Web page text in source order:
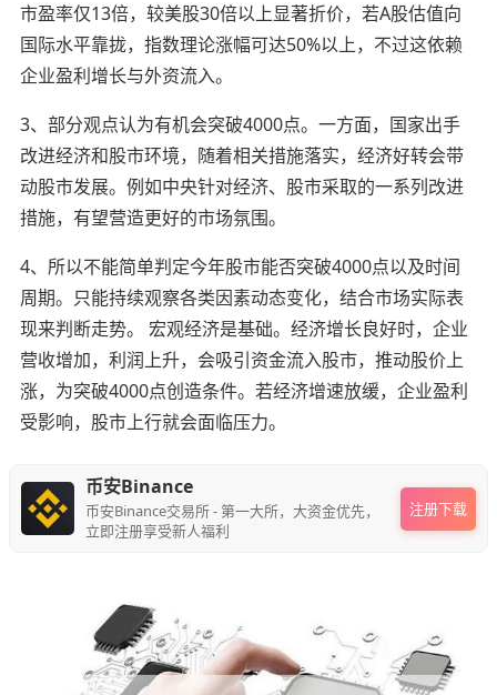
市盈率仅13倍，较美股30倍以上显著折价，若A股估值向
国际水平靠拢，指数理论涨幅可达50%以上，不过这依赖
企业盈利增长与外资流入。
3、部分观点认为有机会突破4000点。一方面，国家出手
改进经济和股市环境，随着相关措施落实，经济好转会带
动股市发展。例如中央针对经济、股市采取的一系列改进
措施，有望营造更好的市场氛围。
4、所以不能简单判定今年股市能否突破4000点以及时间
周期。只能持续观察各类因素动态变化，结合市场实际表
现来判断走势。 宏观经济是基础。经济增长良好时，企业
营收增加，利润上升，会吸引资金流入股市，推动股价上
涨，为突破4000点创造条件。若经济增速放缓，企业盈利
受影响，股市上行就会面临压力。
币安Binance
币安Binance交易所 - 第一大所，大资金优先，
立即注册享受新人福利
注册下载